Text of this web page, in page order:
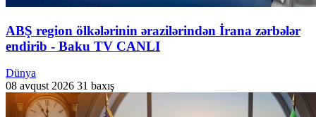
ABŞ region ölkələrinin ərazilərindən İrana zərbələr
endirib - Baku TV CANLI
Dünya
08 avqust 2026 31 baxış